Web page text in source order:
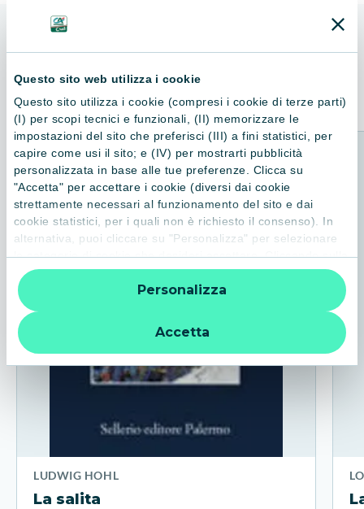
Questo sito web utilizza i cookie
Questo sito utilizza i cookie (compresi i cookie di terze parti)
(I) per scopi tecnici e funzionali, (II) memorizzare le
impostazioni del sito che preferisci (III) a fini statistici, per
capire come usi il sito; e (IV) per mostrarti pubblicità
personalizzata in base alle tue preferenze. Clicca su
"Accetta" per accettare i cookie (diversi dai cookie
strettamente necessari al funzionamento del sito e dai
cookie statistici, per i quali non è richiesto il consenso). In
alternativa, puoi cliccare su "Personalizza" per selezionare
le categorie di cookie che desideri accettare. Cliccando sulla
“X” le impostazioni predefinite vengono lasciate invariate e
quindi la navigazione può continuare senza cookie o altri
strumenti di tracciamento diversi da quelli tecnici. Per
ulteriori informazioni:
informativa privacy
Accetta
Personalizza
Consigliati per te
LUDWIG HOHL
La salita